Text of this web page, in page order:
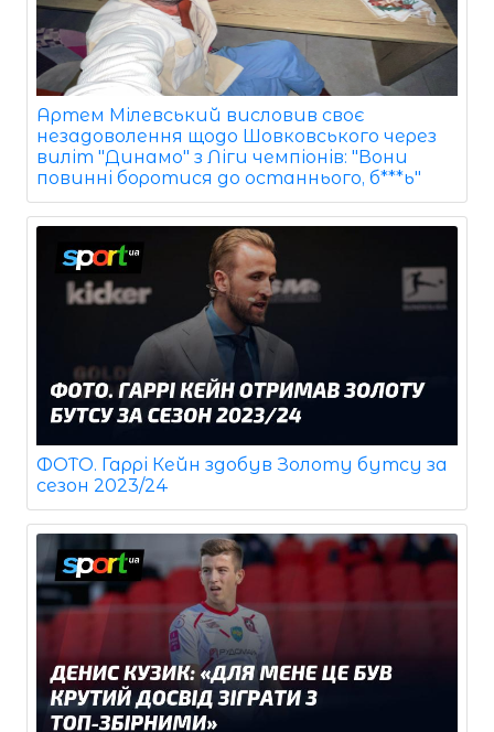
Артем Мілевський висловив своє
незадоволення щодо Шовковського через
виліт "Динамо" з Ліги чемпіонів: "Вони
повинні боротися до останнього, б***ь"
ФОТО. Гаррі Кейн здобув Золоту бутсу за
сезон 2023/24